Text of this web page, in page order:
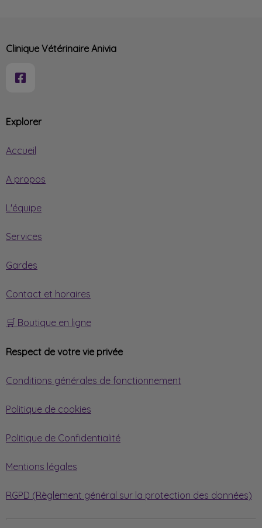
Explorer
Accueil
A propos
L'équipe
Services
Gardes
Contact et horaires
🛒 Boutique en ligne
Respect de votre vie privée
Conditions générales de fonctionnement
Politique de cookies
Politique de Confidentialité
Mentions légales
RGPD (Règlement général sur la protection des données)
Clinique Vétérinaire Anivia